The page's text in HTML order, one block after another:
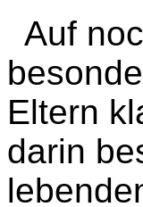
Auf
Eltern
darin